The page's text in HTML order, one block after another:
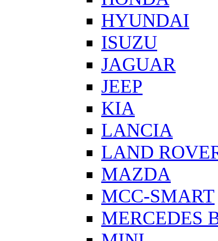
HYUNDAI
ISUZU
JAGUAR
JEEP
KIA
LANCIA
LAND
MAZDA
MCC-SMART
MERCEDES